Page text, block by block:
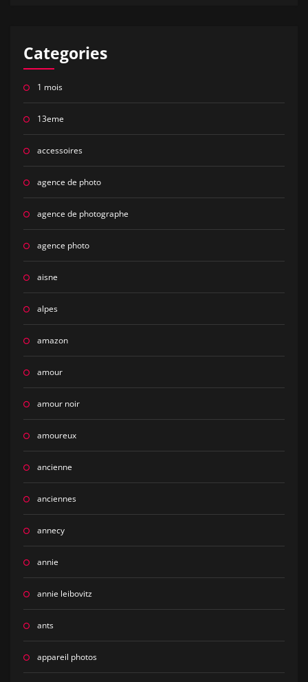
Categories
1 mois
13eme
accessoires
agence de photo
agence de photographe
agence photo
aisne
alpes
amazon
amour
amour noir
amoureux
ancienne
anciennes
annecy
annie
annie leibovitz
ants
appareil photos